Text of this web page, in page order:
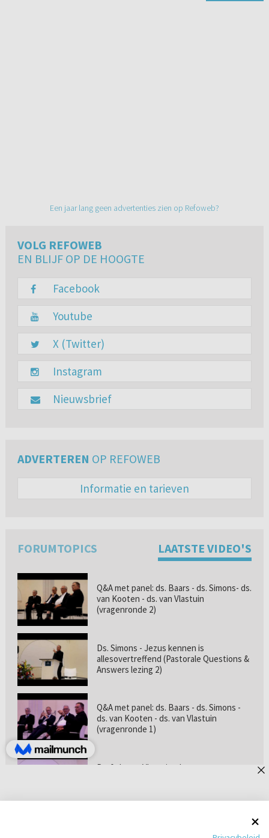
Een jaar lang geen advertenties zien op Refoweb?
VOLG REFOWEB
EN BLIJF OP DE HOOGTE
Facebook
Youtube
X (Twitter)
Instagram
Nieuwsbrief
ADVERTEREN OP REFOWEB
Informatie en tarieven
FORUMTOPICS LAATSTE VIDEO'S
Q&A met panel: ds. Baars - ds. Simons- ds.
van Kooten - ds. van Vlastuin
(vragenronde 2)
Ds. Simons - Jezus kennen is
allesovertreffend (Pastorale Questions &
Answers lezing 2)
Q&A met panel: ds. Baars - ds. Simons -
ds. van Kooten - ds. van Vlastuin
(vragenronde 1)
Prof. dr. van Vlastuin - Is